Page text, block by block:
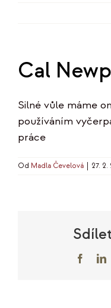
Cal
Silné vůle máme
používáním
práce
Od Madla Čevelová 27. 2.